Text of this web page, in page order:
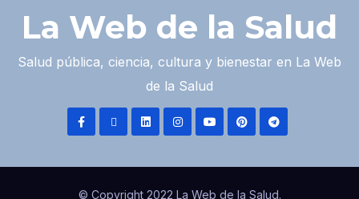
La Web de la Salud
Salud pública, ciencia, cultura y bienestar en La Web
de la Salud
© Copyright 2022 La Web de la Salud.